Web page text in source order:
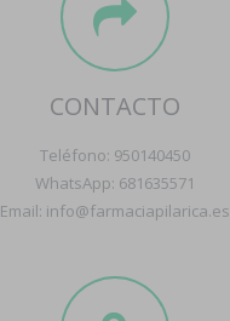
CONTACTO
Teléfono: 950140450
WhatsApp: 681635571
Email: info@farmaciapilarica.es